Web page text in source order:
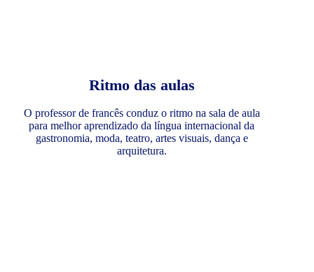
Ritmo das aulas
O professor de francês conduz o ritmo na sala de aula
para melhor aprendizado da língua internacional da
gastronomia, moda, teatro, artes visuais, dança e
arquitetura.